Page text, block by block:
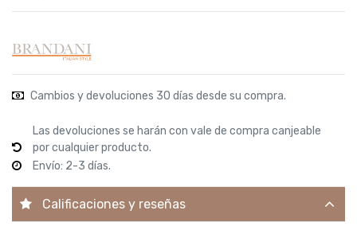
Cambios y devoluciones 30 días desde su compra.
Las devoluciones se harán con vale de compra canjeable
por cualquier producto.
Envío: 2-3 días.
Calificaciones y reseñas